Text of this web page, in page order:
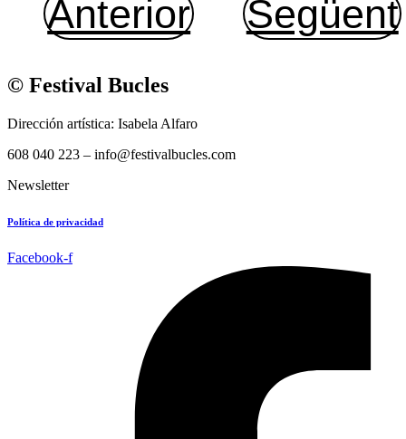
Anterior Següent
© Festival Bucles
Dirección artística: Isabela Alfaro
608 040 223 – info@festivalbucles.com
Newsletter
Política de privacidad
Facebook-f